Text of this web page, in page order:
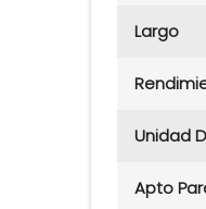
Largo
Unidad
Apto